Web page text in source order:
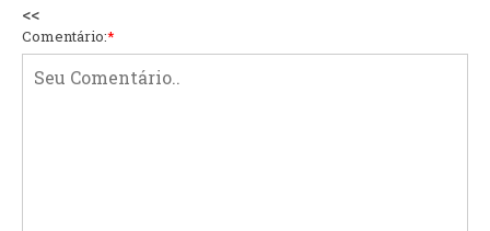
<<
Comentário:*